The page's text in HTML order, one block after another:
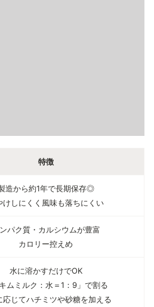
特徴
造から約1年で長期保存◎
けしにくく風味も落ちにくい
パク質・カルシウムが豊富
カロリー控えめ
水に溶かすだけでOK
キムミルク：水＝1：9」で割る
応じてハチミツや砂糖を加える